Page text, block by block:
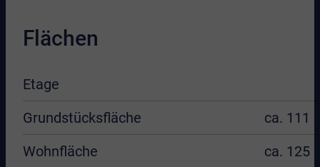
Flächen
Etage
Grundstücksfläche
ca. 111
Wohnfläche
ca. 125